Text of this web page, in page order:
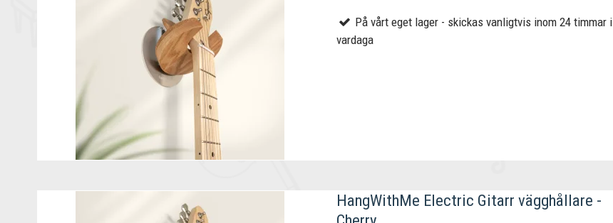
På vårt eget lager - skickas vanligtvis inom 24 timmar i
vardaga
HangWithMe Electric Gitarr vägghållare -